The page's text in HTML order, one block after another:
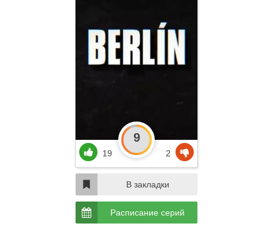
19
9
2
В закладки
Расписание серий